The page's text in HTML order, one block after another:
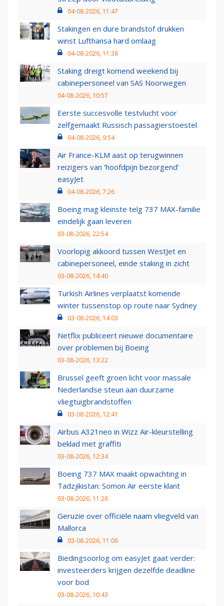
04-08-2026, 11:47
Stakingen en dure brandstof drukken
winst Lufthansa hard omlaag
04-08-2026, 11:38
Staking dreigt komend weekend bij
cabinepersoneel van SAS Noorwegen
04-08-2026, 10:57
Eerste succesvolle testvlucht voor
zelfgemaakt Russisch passagierstoestel
04-08-2026, 9:54
Air France-KLM aast op terugwinnen
reizigers van ‘hoofdpijn bezorgend’
easyJet
04-08-2026, 7:26
Boeing mag kleinste telg 737 MAX-familie
eindelijk gaan leveren
03-08-2026, 22:54
Voorlopig akkoord tussen WestJet en
cabinepersoneel, einde staking in zicht
03-08-2026, 14:40
Turkish Airlines verplaatst komende
winter tussenstop op route naar Sydney
03-08-2026, 14:03
Netflix publiceert nieuwe documentaire
over problemen bij Boeing
03-08-2026, 13:22
Brussel geeft groen licht voor massale
Nederlandse steun aan duurzame
vliegtuigbrandstoffen
03-08-2026, 12:41
Airbus A321neo in Wizz Air-kleurstelling
beklad met graffiti
03-08-2026, 12:34
Boeing 737 MAX maakt opwachting in
Tadzjikistan: Somon Air eerste klant
03-08-2026, 11:26
Geruzie over officiële naam vliegveld van
Mallorca
03-08-2026, 11:06
Biedingsoorlog om easyJet gaat verder:
investeerders krijgen dezelfde deadline
voor bod
03-08-2026, 10:43